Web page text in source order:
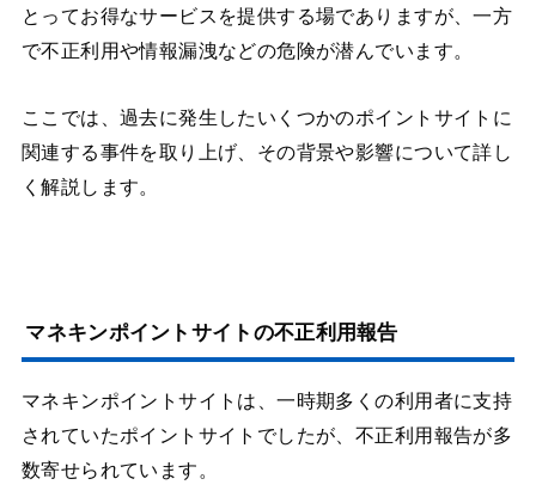
とってお得なサービスを提供する場でありますが、一方
で不正利用や情報漏洩などの危険が潜んでいます。
ここでは、過去に発生したいくつかのポイントサイトに
関連する事件を取り上げ、その背景や影響について詳し
く解説します。
マネキンポイントサイトの不正利用報告
マネキンポイントサイトは、一時期多くの利用者に支持
されていたポイントサイトでしたが、不正利用報告が多
数寄せられています。